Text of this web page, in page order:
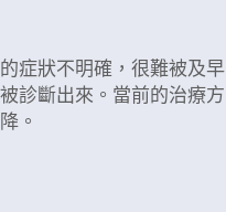
症狀不明確，很難被及早
診斷出來。當前的治療方
。